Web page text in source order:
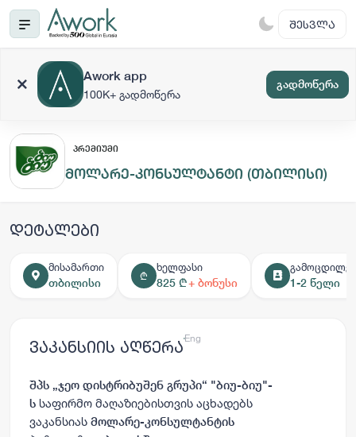
ᲨᲔᲡᲕᲚᲐ
Awork app
100K+ გადმოწერა
გადმოწერა
ᲞᲠᲔᲛᲘᲣᲛᲘ
მოლარე-კონსულტანტი (თბილისი)
დეტალები
მისამართი
თბილისი
₾
ხელფასი
825 ₾+ ბონუსი
1-2 წელი
ვაკანსიის აღწერაქარ
Eng
შპს „ჯეო დისტრიბუშენ გრუპი“ "ბიუ-ბიუ"-
ს საფირმო მაღაზიებისთვის აცხადებს
ვაკანსიას მოლარე-კონსულტანტის